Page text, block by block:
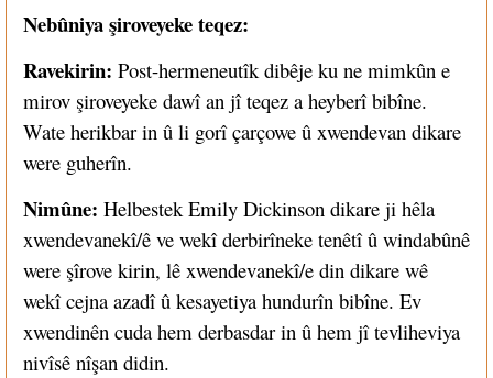
Nebûniya şiroveyeke teqez:
Ravekirin: Post-hermeneutîk dibêje ku ne mimkûn e
mirov şiroveyeke dawî an jî teqez a heyberî bibîne.
Wate herikbar in û li gorî çarçowe û xwendevan dikare
were guherîn.
Nimûne: Helbestek Emily Dickinson dikare ji hêla
xwendevanekî/ê ve wekî derbirîneke tenêtî û windabûnê
were şîrove kirin, lê xwendevanekî/e din dikare wê
wekî cejna azadî û kesayetiya hundurîn bibîne. Ev
xwendinên cuda hem derbasdar in û hem jî tevliheviya
nivîsê nîşan didin.